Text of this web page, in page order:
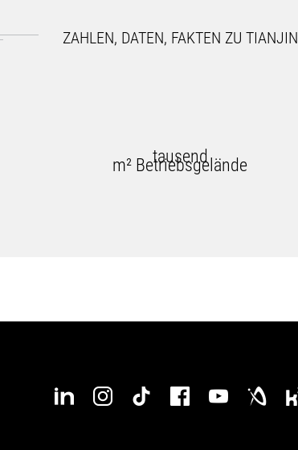
ZAHLEN, DATEN, FAKTEN ZU TIANJIN
tausend
m² Betriebsgelände